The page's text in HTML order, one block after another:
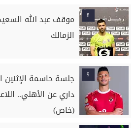
8
موقف عبد الله
الزمالك
9
جلسة حاسمة الإثنين
داري عن الأهلي..
(خاص)